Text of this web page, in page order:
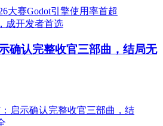
确认完整收官三部曲，结局无